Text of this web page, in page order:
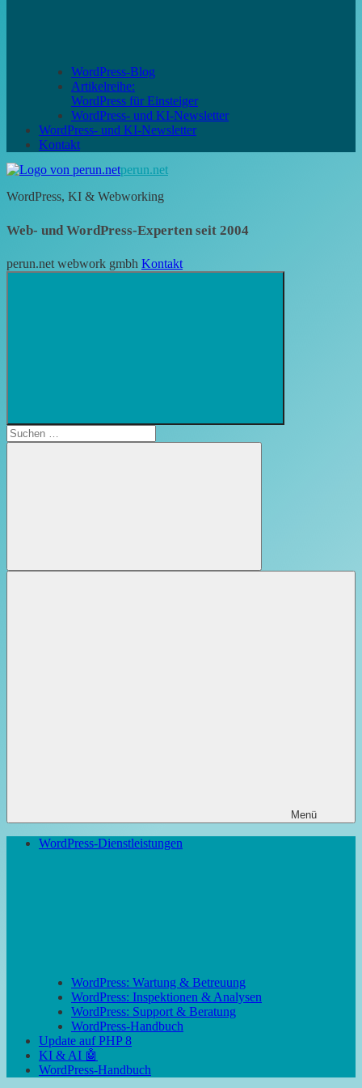
WordPress-Blog
Artikelreihe:
WordPress für Einsteiger
WordPress- und KI-Newsletter
WordPress- und KI-Newsletter
Kontakt
perun.net
WordPress, KI & Webworking
Web- und WordPress-Experten seit 2004
perun.net webwork gmbh Kontakt
öffnen
Suchen
nach:
Suchen
Menü
WordPress-Dienstleistungen
WordPress: Wartung & Betreuung
WordPress: Inspektionen & Analysen
WordPress: Support & Beratung
WordPress-Handbuch
Update auf PHP 8
KI & AI 🤖
WordPress-Handbuch